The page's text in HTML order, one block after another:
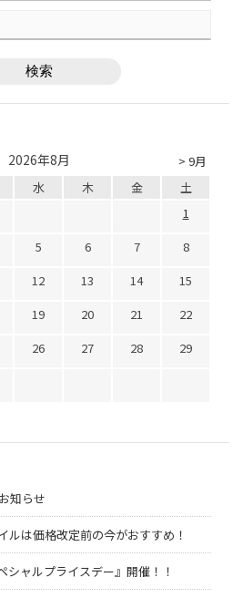
> 9月
2026年8月
水 木 金
土
1
5 6 7
8
12 13 14
15
19 20 21
22
26 27 28
29
知らせ
ルは価格改定前の今がおすすめ！
シャルプライスデー』開催！！